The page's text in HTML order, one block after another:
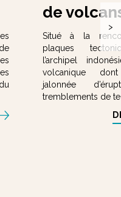
de
Situé à la
plaques
l’archipel
volcanique
jalonnée
tremblements de
>